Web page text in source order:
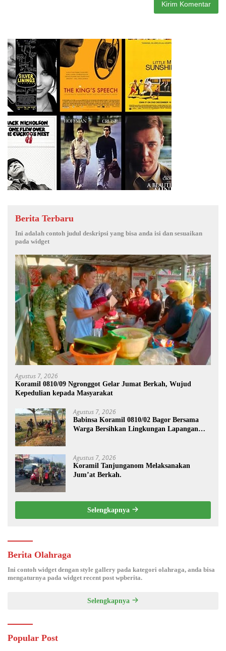
Berita Terbaru
Ini adalah contoh judul deskripsi yang bisa anda isi dan sesuaikan
pada widget
Agustus 7, 2026
Koramil 0810/09 Ngronggot Gelar Jumat Berkah, Wujud
Kepedulian kepada Masyarakat
Agustus 7, 2026
Babinsa Koramil 0810/02 Bagor Bersama
Warga Bersihkan Lingkungan Lapangan
Agustus 7, 2026
Koramil Tanjunganom Melaksanakan
Jum’at Berkah.
Selengkapnya
Berita Olahraga
Ini contoh widget dengan style gallery pada kategori olahraga, anda bisa
mengaturnya pada widget recent post wpberita.
Selengkapnya
Popular Post